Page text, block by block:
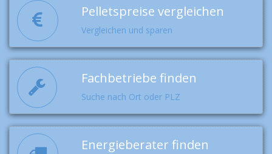
Pelletspreise vergleichen
Vergleichen und sparen
Fachbetriebe finden
Suche nach Ort oder PLZ
Energieberater finden